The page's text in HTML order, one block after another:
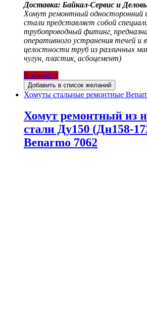
Доставка: Байкал-Сервис и
Хомут ремонтный односторонний
стали представляет собой
трубопроводный фитинг,
оперативного устранения течей и
целостности труб из различных
чугун, пластик, асбоцемент)
В корзину
Добавить в список желаний
Хомуты стальные ремонтные
Хомут ремонтный из
стали Ду150 (Дн158-
Benarmo 7062